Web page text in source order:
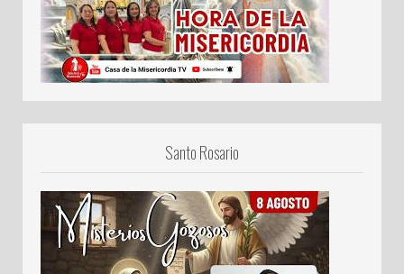
Santo Rosario